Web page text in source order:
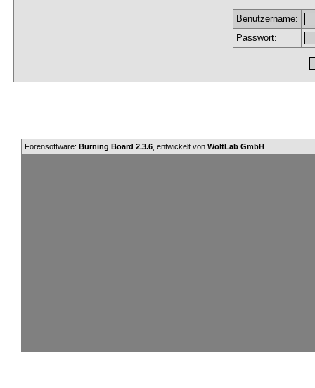
Benutzername:
Passwort:
Forensoftware: Burning Board 2.3.6 , entwickelt von WoltLab GmbH